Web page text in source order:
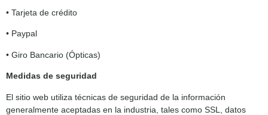
• Tarjeta de crédito
• Paypal
• Giro Bancario (Ópticas)
Medidas de seguridad
El sitio web utiliza técnicas de seguridad de la información
generalmente aceptadas en la industria, tales como SSL, datos